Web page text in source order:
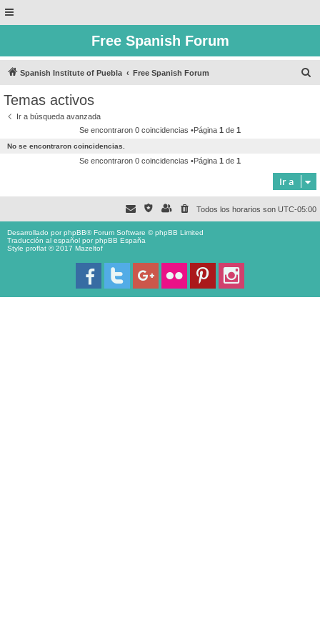
Free Spanish Forum
Spanish Institute of Puebla Free Spanish Forum
Temas activos
Ir a búsqueda avanzada
Se encontraron 0 coincidencias •Página 1 de 1
No se encontraron coincidencias.
Se encontraron 0 coincidencias •Página 1 de 1
Ir a
Todos los horarios son UTC-05:00
Desarrollado porphpBB® Forum Software © phpBB Limited
Traducción al español porphpBB España
Style proflat © 2017 Mazeltof